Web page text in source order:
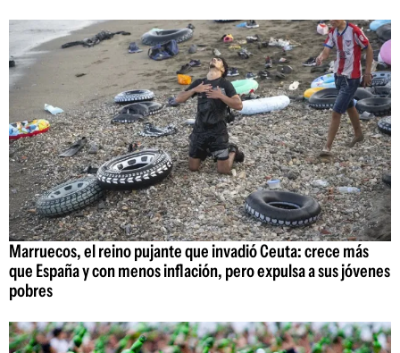
Marruecos, el reino pujante que invadió Ceuta: crece más
que España y con menos inflación, pero expulsa a sus jóvenes
pobres